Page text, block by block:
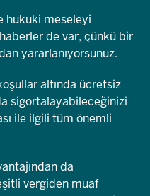
hukuki meseleyi
de var, çünkü bir
yararlanıyorsunuz.
altında ücretsiz
sigortalayabileceğinizi
ile ilgili tüm önemli
da
vergiden muaf